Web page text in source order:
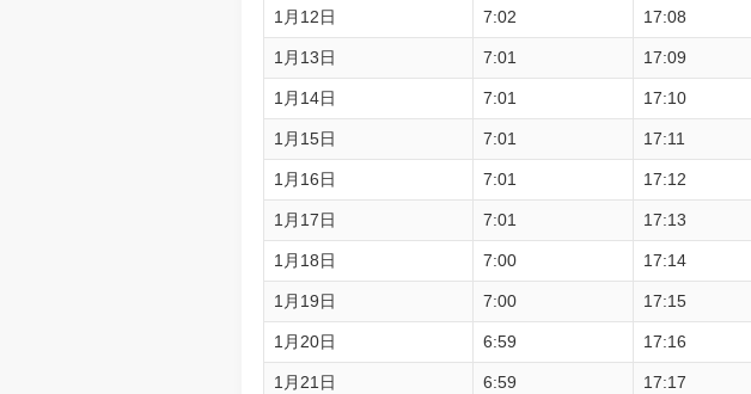
1月12日 7:02 17:08
1月13日 7:01 17:09
1月14日 7:01 17:10
1月15日 7:01 17:11
1月16日 7:01 17:12
1月17日 7:01 17:13
1月18日 7:00 17:14
1月19日 7:00 17:15
1月20日 6:59 17:16
1月21日 6:59 17:17